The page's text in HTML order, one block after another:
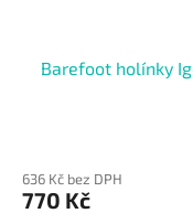
Barefoot holínky
636 Kč bez DPH
770 Kč